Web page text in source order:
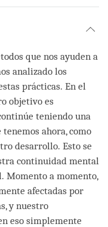
que nos ayuden a
analizado los
prácticas. En el
objetivo es
teniendo una
ahora, como
desarrollo. Esto se
continuidad mental
a momento,
afectadas por
y nuestro
eso simplemente